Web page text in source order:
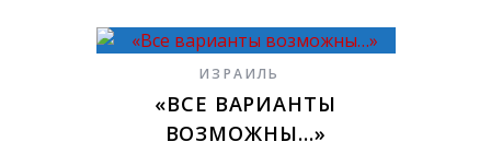
ИЗРАИЛЬ
«ВСЕ ВАРИАНТЫ
ВОЗМОЖНЫ…»